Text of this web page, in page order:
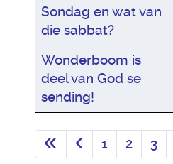
Sondag en wat van
die sabbat?
Wonderboom is
deel van God se
sending!
1 2 3